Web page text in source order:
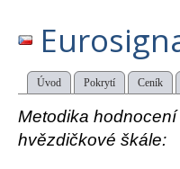
Úvod Pokrytí Ceník
Metodika
hvězdičkové škále: